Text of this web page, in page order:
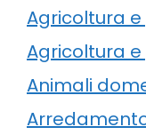
Agricoltura
Agricoltura
Animali